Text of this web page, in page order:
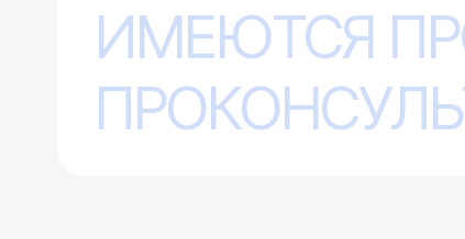
рецидивирующий бак вагиноз
Для нарушения
ИМЕЮТСЯ